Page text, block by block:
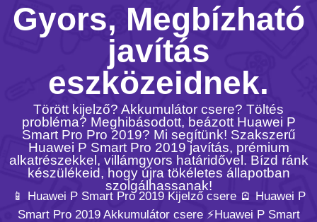
Gyors, Megbízható
javítás
eszközeidnek.
Törött kijelző? Akkumulátor csere? Töltés
probléma? Meghibásodott, beázott Huawei P
Smart Pro Pro 2019? Mi segítünk! Szakszerű
Huawei P Smart Pro 2019 javítás, prémium
alkatrészekkel, villámgyors határidővel. Bízd ránk
készülékeid, hogy újra tökéletes állapotban
szolgálhassanak!
📱 Huawei P Smart Pro 2019 Kijelző csere 🪫 Huawei P
Smart Pro 2019 Akkumulátor csere ⚡️Huawei P Smart